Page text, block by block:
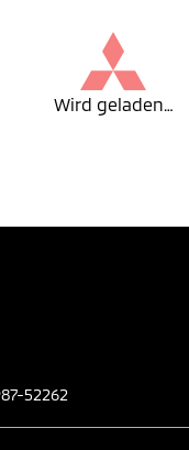
Wird geladen…
52262